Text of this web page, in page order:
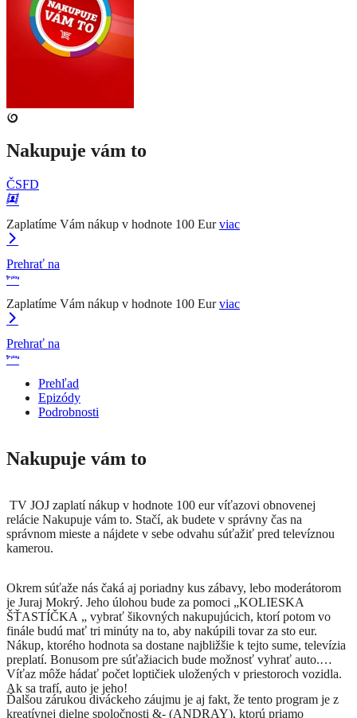
Nakupuje vám to
ČSFD
Zaplatíme Vám nákup v hodnote 100 Eurviac
Prehrať na
Zaplatíme Vám nákup v hodnote 100 Eurviac
Prehrať na
Prehľad
Epizódy
Podrobnosti
Nakupuje vám to
TV JOJ zaplatí nákup v hodnote 100 eur víťazovi obnovenej
relácie Nakupuje vám to. Stačí, ak budete v správny čas na
správnom mieste a nájdete v sebe odvahu súťažiť pred televíznou
kamerou.
Okrem súťaže nás čaká aj poriadny kus zábavy, lebo moderátorom
je Juraj Mokrý. Jeho úlohou bude za pomoci „KOLIESKA
ŠŤASTÍČKA „ vybrať šikovných nakupujúcich, ktorí potom vo
finále budú mať tri minúty na to, aby nakúpili tovar za sto eur.
Nákup, ktorého hodnota sa dostane najbližšie k tejto sume, televízia
preplatí. Bonusom pre súťažiacich bude možnosť vyhrať auto.
Víťaz môže hádať počet loptičiek uložených v priestoroch vozidla.
Ak sa trafí, auto je jeho!
Ďalšou zárukou diváckeho záujmu je aj fakt, že tento program je z
kreatívnej dielne spoločnosti &- (ANDRAY), ktorú priamo